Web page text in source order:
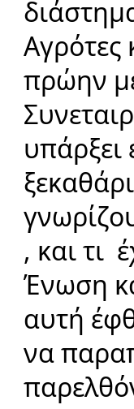
Αγρότες
πρώην
υπάρξει
, και τι
Ένωση
αυτή
να